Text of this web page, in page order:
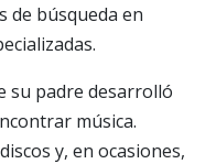
de búsqueda en
su padre desarrolló
música.
y, en ocasiones,